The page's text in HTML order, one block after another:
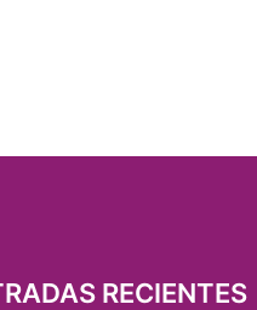
RECIENTES